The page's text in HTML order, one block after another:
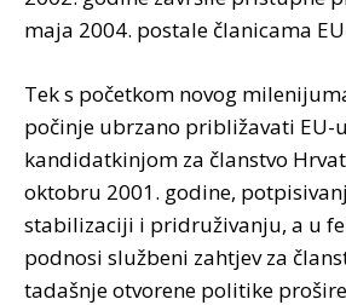
maja 2004. postale članicama
Tek s početkom novog
počinje ubrzano približavati EU-
kandidatkinjom za članstvo
oktobru 2001. godine,
stabilizaciji i pridruživanju, a u
podnosi službeni zahtjev za
tadašnje otvorene politike